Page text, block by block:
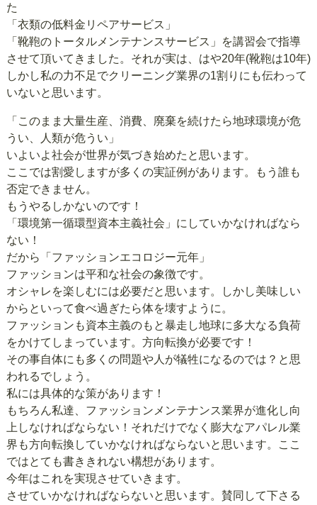
た
「衣類の低料金リペアサービス」
「靴鞄のトータルメンテナンスサービス」を講習会で指導
させて頂いてきました。それが実は、はや20年(靴鞄は10年)
しかし私の力不足でクリーニング業界の1割りにも伝わって
いないと思います。
「このまま大量生産、消費、廃棄を続けたら地球環境が危
うい、人類が危うい」
いよいよ社会が世界が気づき始めたと思います。
ここでは割愛しますが多くの実証例があります。もう誰も
否定できません。
もうやるしかないのです！
「環境第一循環型資本主義社会」にしていかなければなら
ない！
だから「ファッションエコロジー元年」
ファッションは平和な社会の象徴です。
オシャレを楽しむには必要だと思います。しかし美味しい
からといって食べ過ぎたら体を壊すように。
ファッションも資本主義のもと暴走し地球に多大なる負荷
をかけてしまっています。方向転換が必要です！
その事自体にも多くの問題や人が犠牲になるのでは？と思
われるでしょう。
私には具体的な策があります！
もちろん私達、ファッションメンテナンス業界が進化し向
上しなければならない！それだけでなく膨大なアパレル業
界も方向転換していかなければならないと思います。ここ
ではとても書ききれない構想があります。
今年はこれを実現させていきます。
させていかなければならないと思います。賛同して下さる